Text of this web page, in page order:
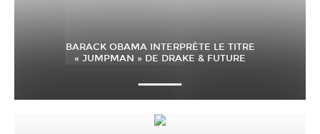
BARACK OBAMA INTERPRÈTE LE TITRE
« JUMPMAN » DE DRAKE & FUTURE